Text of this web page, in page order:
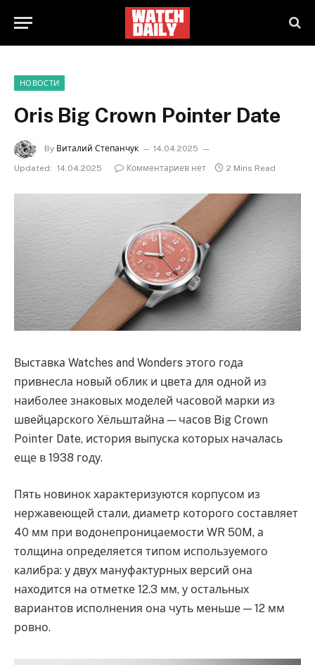
НОВОСТИ
Oris Big Crown Pointer Date
By Виталий Степанчук
14.04.2025
Updated: 14.04.2025 Комментариев нет 2 Mins Read
Выставка Watches and Wonders этого года
привнесла новый облик и цвета для одной из
наиболее знаковых моделей часовой марки из
швейцарского Хёльштайна — часов Big Crown
Pointer Date, история выпуска которых началась
еще в 1938 году.
Пять новинок характеризуются корпусом из
нержавеющей стали, диаметр которого составляет
40 мм при водонепроницаемости WR 50M, а
толщина определяется типом используемого
калибра: у двух мануфактурных версий она
находится на отметке 12.3 мм, у остальных
вариантов исполнения она чуть меньше — 12 мм
ровно.